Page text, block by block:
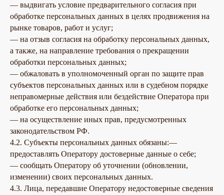
— выдвигать условие предварительного согласия при
обработке персональных данных в целях продвижения на
рынке товаров, работ и услуг;
— на отзыв согласия на обработку персональных данных,
а также, на направление требования о прекращении
обработки персональных данных;
— обжаловать в уполномоченный орган по защите прав
субъектов персональных данных или в судебном порядке
неправомерные действия или бездействие Оператора при
обработке его персональных данных;
— на осуществление иных прав, предусмотренных
законодательством РФ.
4.2. Субъекты персональных данных обязаны:—
предоставлять Оператору достоверные данные о себе;
— сообщать Оператору об уточнении (обновлении,
изменении) своих персональных данных.
4.3. Лица, передавшие Оператору недостоверные сведения